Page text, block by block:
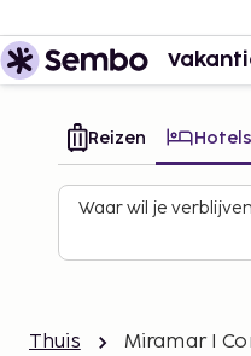
Reizen Hotels
Waar wil je
Thuis Miramar I